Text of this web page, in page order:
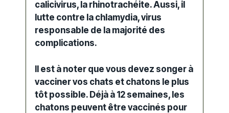
calicivirus, la rhinotrachéite. Aussi, il
lutte contre la chlamydia, virus
responsable de la majorité des
complications.
Il est à noter que vous devez songer à
vacciner vos chats et chatons le plus
tôt possible. Déjà à 12 semaines, les
chatons peuvent être vaccinés pour